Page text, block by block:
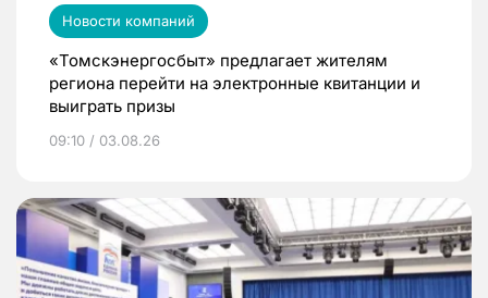
Новости компаний
«Томскэнергосбыт» предлагает жителям
региона перейти на электронные квитанции и
выиграть призы
09:10 / 03.08.26